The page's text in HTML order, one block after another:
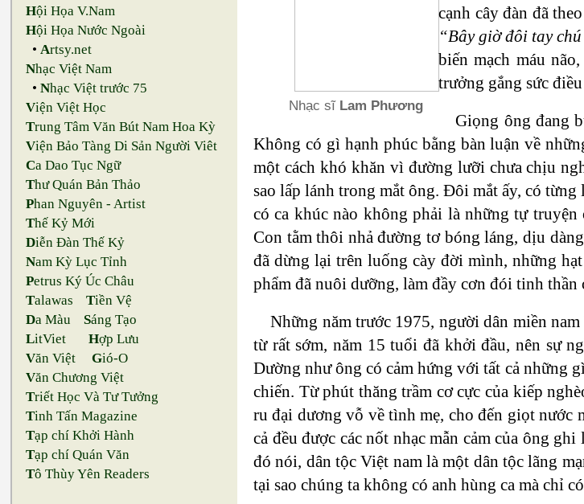
Hội Họa V.Nam
Hội Họa Nước Ngoài
•Artsy.net
Nhạc Việt Nam
•Nhạc Việt trước 75
Viện Việt Học
Trung Tâm Văn Bút Nam Hoa Kỳ
Viện Bảo Tàng Di Sản Người Viêt
Ca Dao Tục Ngữ
Thư Quán Bản Thảo
Phan Nguyên - Artist
Thế Kỷ Mới
Diễn Đàn Thế Kỷ
Nam Kỳ Lục Tỉnh
Petrus Ký Úc Châu
Talawas Tiền Vệ
Da Màu Sáng Tạo
LitViet Hợp Lưu
Văn Việt Gió-O
Văn Chương Việt
Triết Học Và Tư Tưởng
Tinh Tấn Magazine
Tạp chí Khởi Hành
Tạp chí Quán Văn
Tô Thùy Yên Readers
Nhạc sĩ Lam Phương
cạnh cây đàn đã
“Bây giờ đôi tay
biến mạch máu
trưởng gắng sức
Giọng ông đang
Không có gì hạnh phúc bằng bàn luận về
một cách khó khăn vì đường lưỡi chưa chịu
sao lấp lánh trong mắt ông. Đôi mắt ấy, có
có ca khúc nào không phải là những tự
Con tằm thôi nhả đường tơ bóng láng, dịu
đã dừng lại trên luống cày đời mình, những
phẩm đã nuôi dưỡng, làm đầy cơn đói tinh thần
Những năm trước 1975, người dân miền
từ rất sớm, năm 15 tuổi đã khởi đầu, nên sự
Dường như ông có cảm hứng với tất cả những
chiến. Từ phút thăng trầm cơ cực của kiếp
ru đại dương vỗ về tình mẹ, cho đến giọt nước
cả đều được các nốt nhạc mẫn cảm của ông
đó nói, dân tộc Việt nam là một dân tộc lãng
tại sao chúng ta không có anh hùng ca mà chỉ